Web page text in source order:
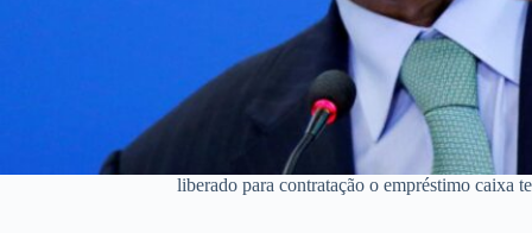
liberado para contratação o empréstimo caixa